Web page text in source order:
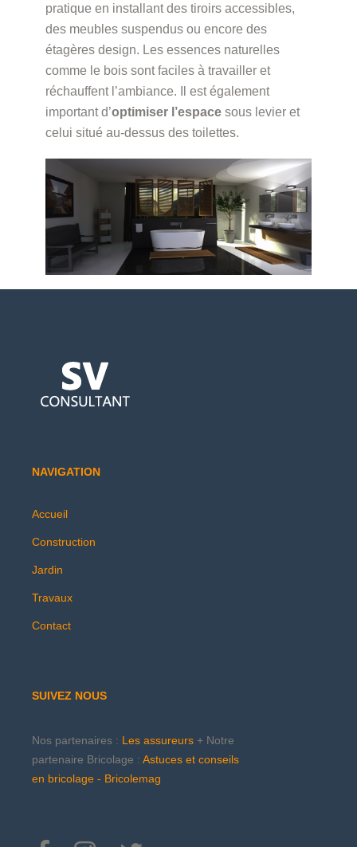
pratique en installant des tiroirs accessibles,
des meubles suspendus ou encore des
étagères design. Les essences naturelles
comme le bois sont faciles à travailler et
réchauffent l’ambiance. Il est également
important d’optimiser l’espacesous levier et
celui situé au-dessus des toilettes.
NAVIGATION
Accueil
Construction
Jardin
Travaux
Contact
SUIVEZ NOUS
Nos partenaires : Les assureurs + Notre
partenaire Bricolage : Astuces et conseils
en bricolage - Bricolemag